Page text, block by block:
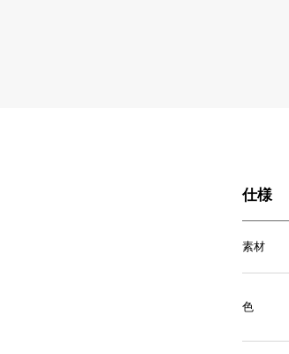
仕様
素材
色